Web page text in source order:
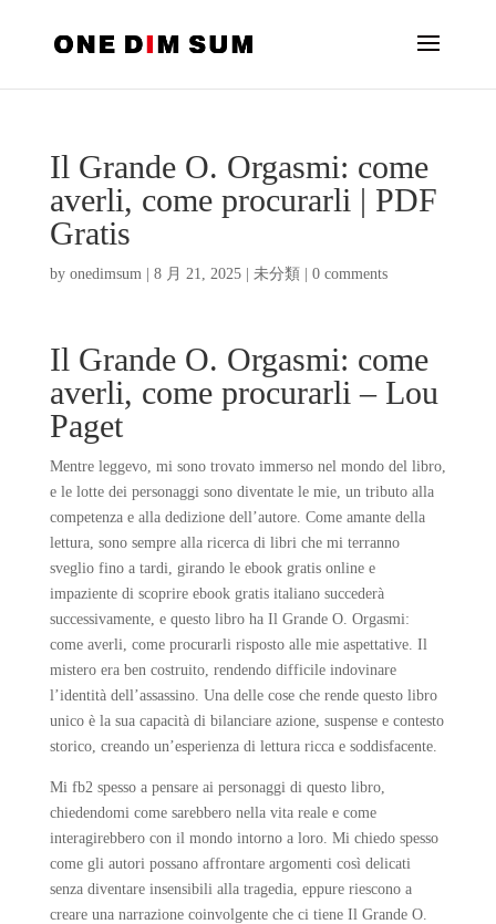
Il Grande O. Orgasmi: come
averli, come procurarli | PDF
Gratis
by onedimsum| 8 月 21, 2025| 未分類 0 comments
Il Grande O. Orgasmi: come
averli, come procurarli – Lou
Paget
Mentre leggevo, mi sono trovato immerso nel mondo del libro,
e le lotte dei personaggi sono diventate le mie, un tributo alla
competenza e alla dedizione dell’autore. Come amante della
lettura, sono sempre alla ricerca di libri che mi terranno
sveglio fino a tardi, girando le ebook gratis online e
impaziente di scoprire ebook gratis italiano succederà
successivamente, e questo libro ha Il Grande O. Orgasmi:
come averli, come procurarli risposto alle mie aspettative. Il
mistero era ben costruito, rendendo difficile indovinare
l’identità dell’assassino. Una delle cose che rende questo libro
unico è la sua capacità di bilanciare azione, suspense e contesto
storico, creando un’esperienza di lettura ricca e soddisfacente.
Mi fb2 spesso a pensare ai personaggi di questo libro,
chiedendomi come sarebbero nella vita reale e come
interagirebbero con il mondo intorno a loro. Mi chiedo spesso
come gli autori possano affrontare argomenti così delicati
senza diventare insensibili alla tragedia, eppure riescono a
creare una narrazione coinvolgente che ci tiene Il Grande O.